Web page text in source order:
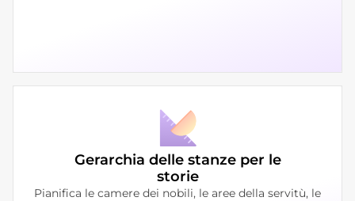
Gerarchia delle stanze per le
storie
Pianifica le camere dei nobili, le aree della servitù, le